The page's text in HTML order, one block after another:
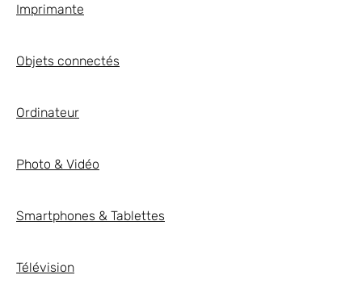
Imprimante
Objets connectés
Ordinateur
Photo & Vidéo
Smartphones & Tablettes
Télévision